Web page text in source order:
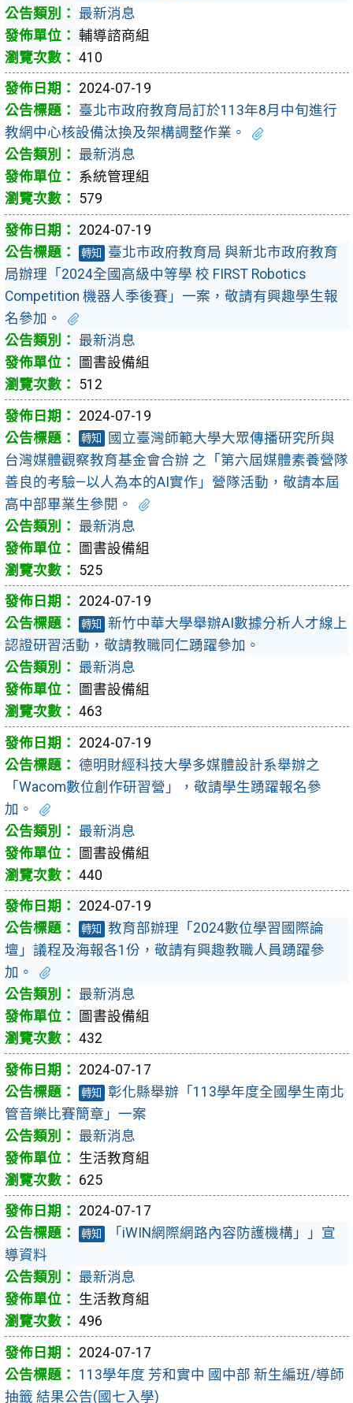
最新消息
輔導諮商組
410
2024-07-19
臺北市政府教育局訂於113年8月中旬進行
教網中心核設備汰換及架構調整作業。
最新消息
系統管理組
579
2024-07-19
轉知
臺北市政府教育局 與新北市政府教育
局辦理「2024全國高級中等學 校 FIRST Robotics
Competition 機器人季後賽」一案，敬請有興趣學生報
名參加。
最新消息
圖書設備組
512
2024-07-19
轉知
國立臺灣師範大學大眾傳播研究所與
台灣媒體觀察教育基金會合辦 之「第六屆媒體素養營隊
善良的考驗—以人為本的AI實作」營隊活動，敬請本屆
高中部畢業生參閱。
最新消息
圖書設備組
525
2024-07-19
轉知
新竹中華大學舉辦AI數據分析人才線上
認證研習活動，敬請教職同仁踴躍參加。
最新消息
圖書設備組
463
2024-07-19
德明財經科技大學多媒體設計系舉辦之
「Wacom數位創作研習營」，敬請學生踴躍報名參
加。
最新消息
圖書設備組
440
2024-07-19
轉知
教育部辦理「2024數位學習國際論
壇」議程及海報各1份，敬請有興趣教職人員踴躍參
加。
最新消息
圖書設備組
432
2024-07-17
轉知
彰化縣舉辦「113學年度全國學生南北
管音樂比賽簡章」一案
最新消息
生活教育組
625
2024-07-17
轉知
「iWIN網際網路內容防護機構」」宣
導資料
最新消息
生活教育組
496
2024-07-17
113學年度 芳和實中 國中部 新生編班/導師
抽籤 結果公告(國七入學)